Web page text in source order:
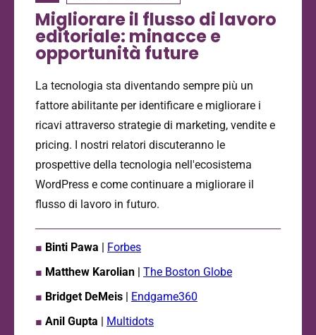
Migliorare il flusso di lavoro
editoriale: minacce e
opportunità future
La tecnologia sta diventando sempre più un
fattore abilitante per identificare e migliorare i
ricavi attraverso strategie di marketing, vendite e
pricing. I nostri relatori discuteranno le
prospettive della tecnologia nell'ecosistema
WordPress e come continuare a migliorare il
flusso di lavoro in futuro.
■ Binti Pawa | Forbes
■ Matthew Karolian | The Boston Globe
■ Bridget DeMeis | Endgame360
■ Anil Gupta | Multidots